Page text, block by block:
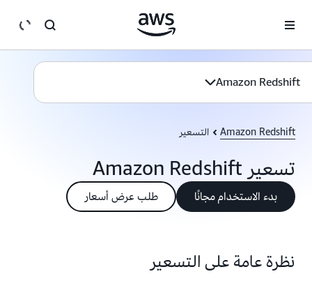
Amazon Redshift
Amazon Redshift التسعير
تسعير Amazon Redshift
بدء الاستخدام مجانًا طلب عرض أسعار
نظرة عامة على التسعير